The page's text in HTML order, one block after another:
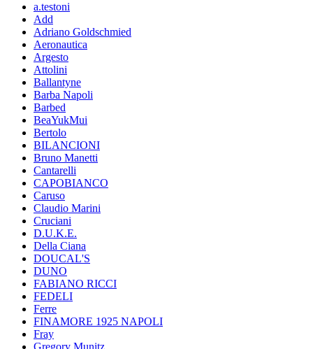
a.testoni
Add
Adriano Goldschmied
Aeronautica
Argesto
Attolini
Ballantyne
Barba Napoli
Barbed
BeaYukMui
Bertolo
BILANCIONI
Bruno Manetti
Cantarelli
CAPOBIANCO
Caruso
Claudio Marini
Cruciani
D.U.K.E.
Della Ciana
DOUCAL'S
DUNO
FABIANO RICCI
FEDELI
Ferre
FINAMORE 1925 NAPOLI
Fray
Gregory Munitz